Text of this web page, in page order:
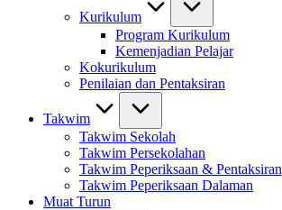
Kurikulum
Program Kurikulum
Kemenjadian Pelajar
Kokurikulum
Penilaian dan Pentaksiran
Takwim
Takwim Sekolah
Takwim Persekolahan
Takwim Peperiksaan & Pentaksiran
Takwim Peperiksaan Dalaman
Muat Turun